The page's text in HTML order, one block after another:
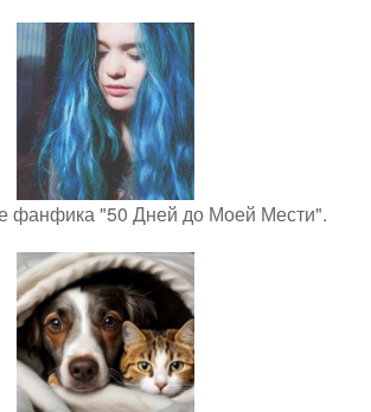
фанфика "50 Дней до Моей Мести".